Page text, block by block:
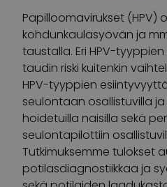
Papilloomavirukset (HPV)
kohdunkaulasyövän ja
taustalla. Eri HPV-
taudin riski kuitenkin
HPV-tyyppien
seulontaan osallistuvilla
hoidetuilla naisilla sekä
seulontapilottiin
Tutkimuksemme tulokset
potilasdiagnostiikkaa ja